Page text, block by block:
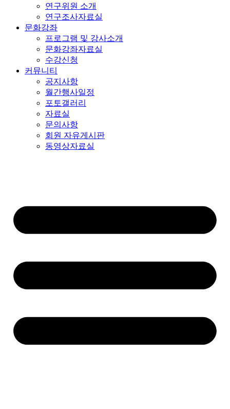
연구위원 소개
연구조사자료실
문화강좌
프로그램 및 강사소개
문화강좌자료실
수강신청
커뮤니티
공지사항
월간행사일정
포토갤러리
자료실
문의사항
회원 자유게시판
동영상자료실